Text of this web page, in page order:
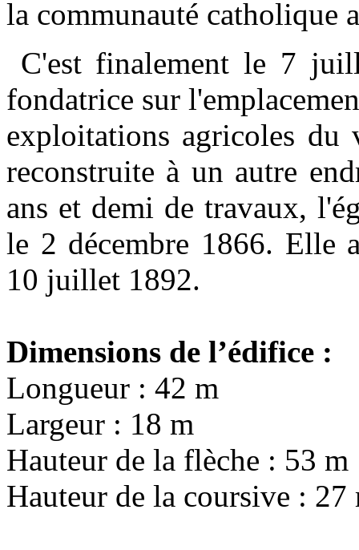
la communauté catholique
C'est finalement le 7
fondatrice sur
exploitations agricoles
reconstruite à un autre
ans et demi de travaux,
le 2 décembre 1866. Elle
10 juillet 1892.
Dimensions de l’édifice :
Longueur : 42 m
Largeur : 18 m
Hauteur de la flèche : 53 m
Hauteur de la coursive : 27